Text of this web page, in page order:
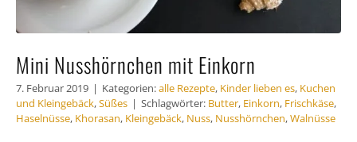
Mini Nusshörnchen mit Einkorn
7. Februar 2019 | Kategorien:alle Rezepte, Kinder lieben es, Kuchen
und Kleingebäck,Süßes | Schlagwörter: Butter, Einkorn, Frischkäse,
Haselnüsse, Khorasan, Kleingebäck, Nuss, Nusshörnchen,Walnüsse